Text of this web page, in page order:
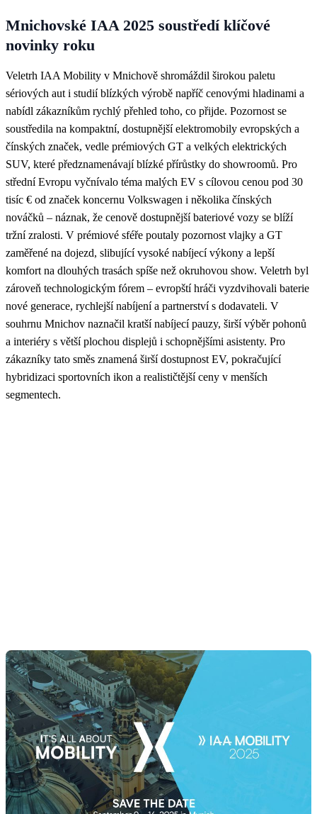
Mnichovské IAA 2025 soustředí klíčové
novinky roku
Veletrh IAA Mobility v Mnichově shromáždil širokou paletu
sériových aut i studií blízkých výrobě napříč cenovými hladinami a
nabídl zákazníkům rychlý přehled toho, co přijde. Pozornost se
soustředila na kompaktní, dostupnější elektromobily evropských a
čínských značek, vedle prémiových GT a velkých elektrických
SUV, které předznamenávají blízké přírůstky do showroomů. Pro
střední Evropu vyčnívalo téma malých EV s cílovou cenou pod 30
tisíc € od značek koncernu Volkswagen i několika čínských
nováčků – náznak, že cenově dostupnější bateriové vozy se blíží
tržní zralosti. V prémiové sféře poutaly pozornost vlajky a GT
zaměřené na dojezd, slibující vysoké nabíjecí výkony a lepší
komfort na dlouhých trasách spíše než okruhovou show. Veletrh byl
zároveň technologickým fórem – evropští hráči vyzdvihovali baterie
nové generace, rychlejší nabíjení a partnerství s dodavateli. V
souhrnu Mnichov naznačil kratší nabíjecí pauzy, širší výběr pohonů
a interiéry s větší plochou displejů i schopnějšími asistenty. Pro
zákazníky tato směs znamená širší dostupnost EV, pokračující
hybridizaci sportovních ikon a realističtější ceny v menších
segmentech.